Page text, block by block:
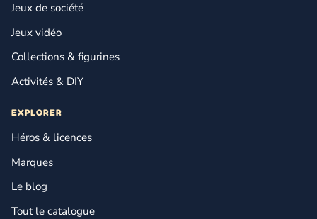
Jeux de société
Jeux vidéo
Collections & figurines
Activités & DIY
EXPLORER
Héros & licences
Marques
Le blog
Tout le catalogue